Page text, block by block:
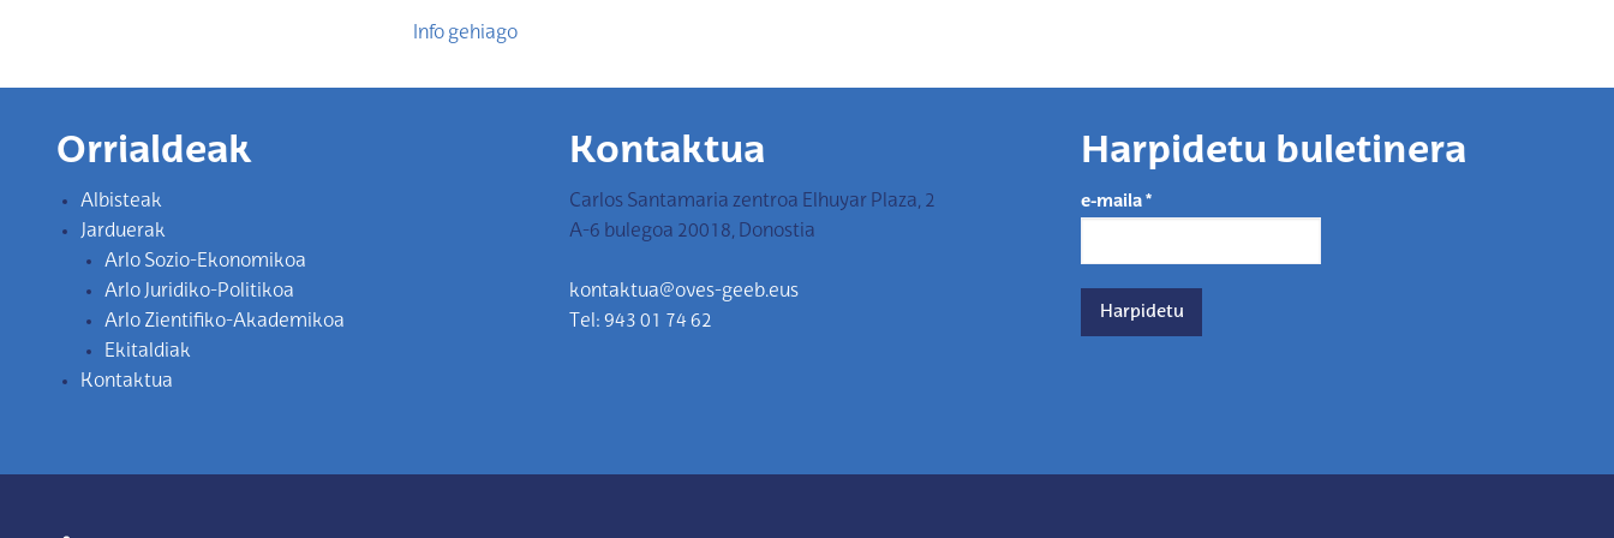
Info gehiago
Orrialdeak
Albisteak
Jarduerak
Arlo Sozio-Ekonomikoa
Arlo Juridiko-Politikoa
Arlo Zientifiko-Akademikoa
Ekitaldiak
Kontaktua
Kontaktua
Carlos Santamaria zentroa Elhuyar Plaza, 2
A-6 bulegoa 20018, Donostia
kontaktua@oves-geeb.eus
Tel: 943 01 74 62
Harpidetu buletinera
e-maila*